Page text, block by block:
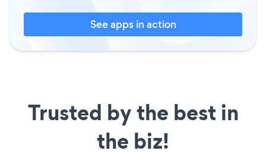
See apps in action
Trusted by the best in
the biz!